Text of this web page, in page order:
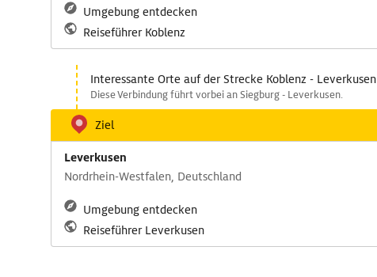
Umgebung entdecken
Reiseführer Koblenz
Interessante Orte auf der Strecke Koblenz - Leverkusen
Diese Verbindung führt vorbei an Siegburg - Leverkusen.
Ziel
Leverkusen
Nordrhein-Westfalen, Deutschland
Umgebung entdecken
Reiseführer Leverkusen